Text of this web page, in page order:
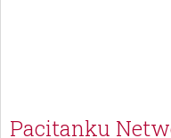
Pacitanku